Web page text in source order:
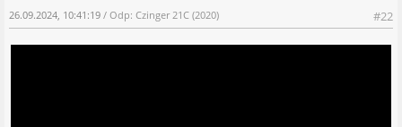
#22
26.09.2024, 10:41:19 / Odp: Czinger 21C (2020)